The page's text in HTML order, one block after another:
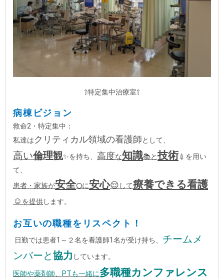
⇧特定集中治療室⇧
病棟ビジョン
救命2・特定集中：
私達はクリティカル領域の看護師として、
高い倫理観✨を持ち、 高度な知識📚と技術💉を用い
て、
患者・家族が安全⭕に安心😌 して療養できる看護
☺ を提供します。
お互いの職種をリスペクト！
日勤では患者1～２名を看護師1名が受け持ち、 チームメ
ンバーと協力 しています。
医師や薬剤師、PTも一緒に多職種カンファレンス